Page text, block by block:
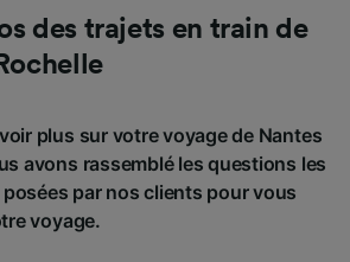
des trajets en train de
plus sur votre voyage de Nantes
avons rassemblé les questions les
par nos clients pour vous
voyage.